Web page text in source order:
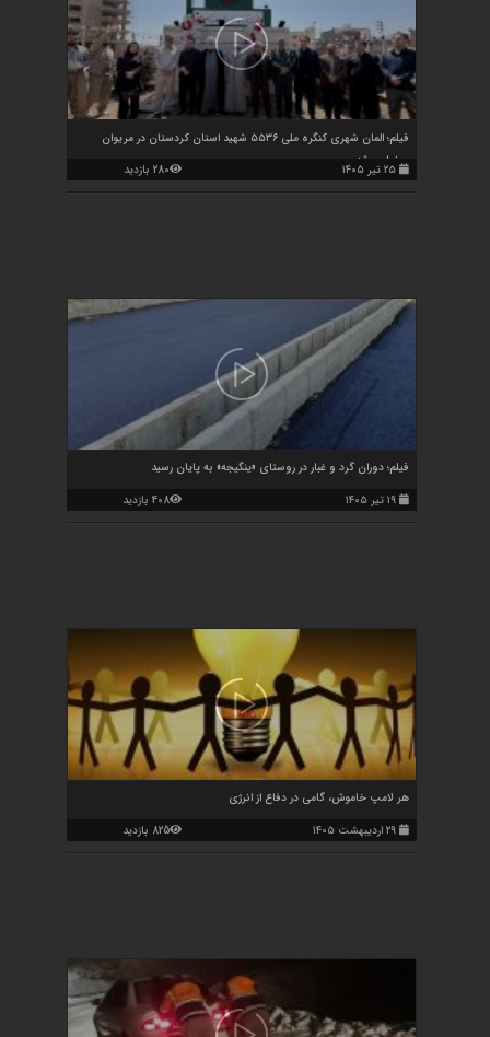
فیلم؛ المان شهری کنگره ملی ۵۵۳۶ شهید استان کردستان در مریوان
رونمایی شد
۲۵ تیر ۱۴۰۵ 280 بازدید
فیلم؛ دوران گرد و غبار در روستای «ینگیجه» به پایان رسید
۱۹ تیر ۱۴۰۵
408 بازدید
هر لامپ خاموش، گامی در دفاع از انرژی
۲۹ اردیبهشت ۱۴۰۵
825 بازدید